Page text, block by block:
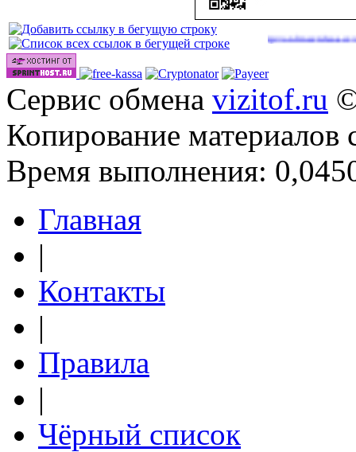
(43)|http://onlinevideos.cc/go/out.php(46)|http://onlinevideos.cc/videos/
Сервис обмена vizitof.ru
Копирование материалов
Время выполнения:
Главная
|
Контакты
|
Правила
|
Чёрный список